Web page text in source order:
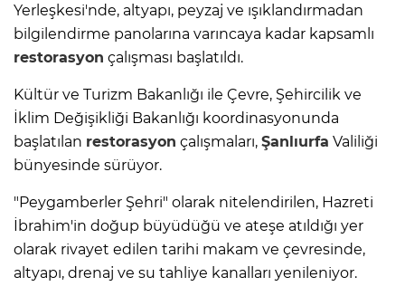
Yerleşkesi'nde, altyapı, peyzaj ve ışıklandırmadan
bilgilendirme panolarına varıncaya kadar kapsamlı
restorasyon çalışması başlatıldı.
Kültür ve Turizm Bakanlığı ile Çevre, Şehircilik ve
İklim Değişikliği Bakanlığı koordinasyonunda
başlatılan restorasyon çalışmaları, Şanlıurfa Valiliği
bünyesinde sürüyor.
"Peygamberler Şehri" olarak nitelendirilen, Hazreti
İbrahim'in doğup büyüdüğü ve ateşe atıldığı yer
olarak rivayet edilen tarihi makam ve çevresinde,
altyapı, drenaj ve su tahliye kanalları yenileniyor.